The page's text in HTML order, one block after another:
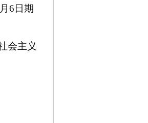
月6 日期
会主义